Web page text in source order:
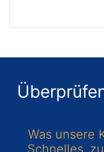
Was unsere
Schnelles,